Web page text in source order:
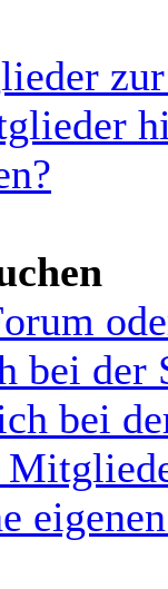
bei der
bei